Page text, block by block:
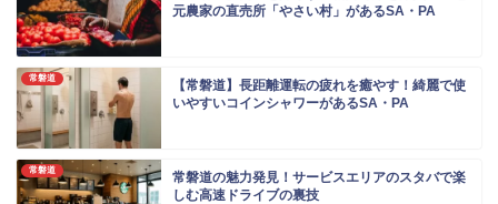
元農家の直売所「やさい村」があるSA・PA
常磐道
【常磐道】長距離運転の疲れを癒やす！綺麗で使
いやすいコインシャワーがあるSA・PA
常磐道
常磐道の魅力発見！サービスエリアのスタバで楽
しむ高速ドライブの裏技